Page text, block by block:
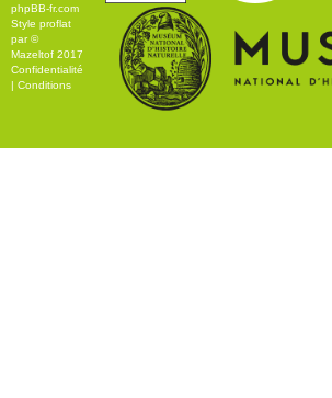
phpBB-fr.com
Style proflat
par ©
Mazeltof 2017
Confidentialité
| Conditions